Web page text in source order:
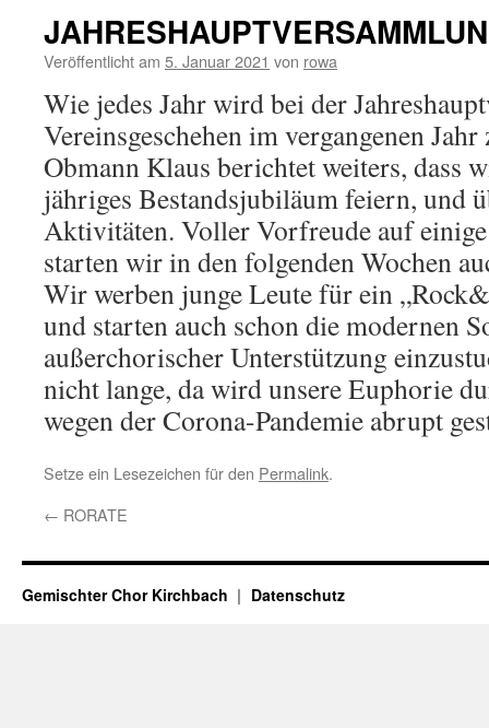
Veröffentlicht am 5. Januar 2021 von rowa
Wie jedes Jahr wird bei der
Vereinsgeschehen im vergangenen
Obmann Klaus berichtet weiters, dass
jähriges Bestandsjubiläum feiern, und
Aktivitäten. Voller Vorfreude auf
starten wir in den folgenden Wochen
Wir werben junge Leute für ein
und starten auch schon die modernen
außerchorischer Unterstützung
nicht lange, da wird unsere Euphorie
wegen der Corona-Pandemie abrupt
Setze ein Lesezeichen für den Permalink.
← RORATE
Gemischter Chor Kirchbach Datenschutz